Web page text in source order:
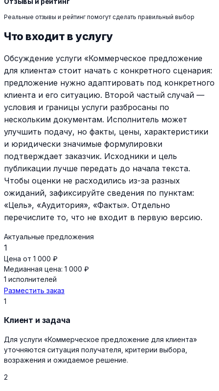
Реальные отзывы и рейтинг помогут сделать правильный выбор
Что входит в услугу
Обсуждение услуги «Коммерческое предложение
для клиента» стоит начать с конкретного сценария:
предложение нужно адаптировать под конкретного
клиента и его ситуацию. Второй частый случай —
условия и границы услуги разбросаны по
нескольким документам. Исполнитель может
улучшить подачу, но факты, цены, характеристики
и юридически значимые формулировки
подтверждает заказчик. Исходники и цель
публикации лучше передать до начала текста.
Чтобы оценки не расходились из-за разных
ожиданий, зафиксируйте сведения по пунктам:
«Цель», «Аудитория», «Факты». Отдельно
перечислите то, что не входит в первую версию.
Актуальные предложения
1
Цена от 1 000 ₽
Медианная цена: 1 000 ₽
1 исполнителей
Разместить заказ
1
Клиент и задача
Для услуги «Коммерческое предложение для клиента»
уточняются ситуация получателя, критерии выбора,
возражения и ожидаемое решение.
2